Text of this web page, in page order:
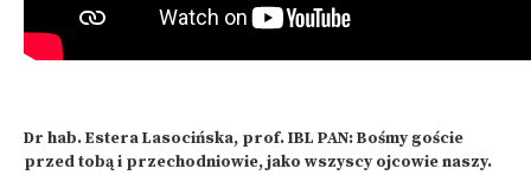
Dr hab. Estera Lasocińska, prof. IBL PAN: Bośmy goście
przed tobą i przechodniowie, jako wszyscy ojcowie naszy.